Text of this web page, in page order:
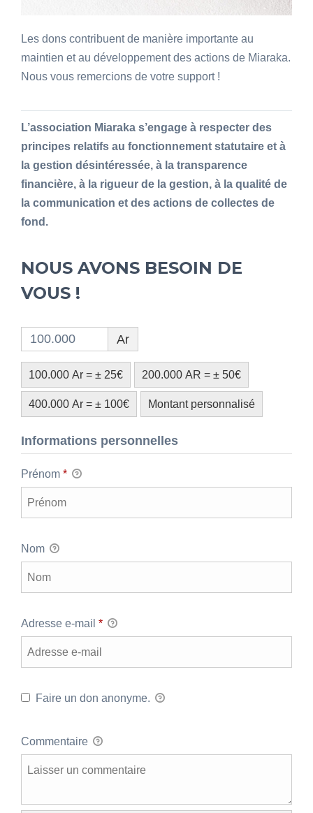
Les dons contribuent de manière importante au
maintien et au développement des actions de Miaraka.
Nous vous remercions de votre support !
L’association Miaraka s’engage à respecter des
principes relatifs au fonctionnement statutaire et à
la gestion désintéressée, à la transparence
financière, à la rigueur de la gestion, à la qualité de
la communication et des actions de collectes de
fond.
NOUS AVONS BESOIN DE
VOUS !
Ar
100.000 Ar = ± 25€ 200.000 AR = ± 50€
400.000 Ar = ± 100€ Montant personnalisé
Informations personnelles
Prénom *
Nom
Adresse e-mail *
Faire un don anonyme.
Commentaire